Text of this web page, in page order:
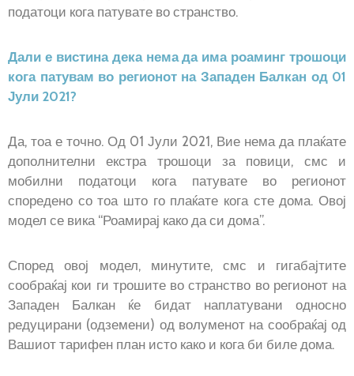
Прашања
и
одговори
податоци кога патувате во странство.
Дали е вистина дека нема да има роаминг трошоци
кога патувам во регионот на Западен Балкан од 01
Јули 2021?
Да, тоа е точно. Од 01 Јули 2021, Вие нема да плаќате
дополнителни екстра трошоци за повици, смс и
мобилни податоци кога патувате во регионот
споредено со тоа што го плаќате кога сте дома. Овој
модел се вика “Роамирај како да си дома”.
Според овој модел, минутите, смс и гигабајтите
сообраќај кои ги трошите во странство во регионот на
Западен Балкан ќе бидат наплатувани односно
редуцирани (одземени) од волуменот на сообраќај од
Вашиот тарифен план исто како и кога би биле дома.